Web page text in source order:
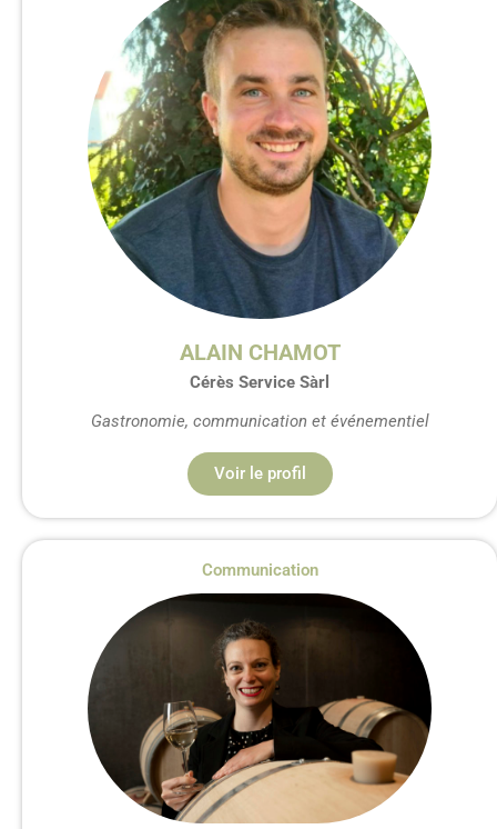
ALAIN CHAMOT
Cérès Service Sàrl
Gastronomie, communication et événementiel
Voir le profil
Communication